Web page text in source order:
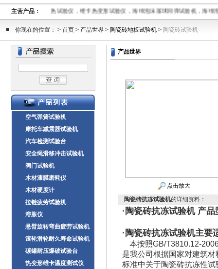
主营产品：
硬度计，马丁耐热试验仪，维卡热变形试验仪，海绵泡沫落球回弹试验机，海
■ 你现在的位置： > 首页 > 产品世界 > 陶瓷砖地板试验机 > 陶瓷砖试验机
空气弹簧试验机
摩托车减震器试验机
汽车检测试验台
安全绳滑移冲击试验机
阀门试验机
木材漆膜磨耗仪
木材硬度计
拉链疲劳试验机
溶胀仪
悬臂旋转弯曲疲劳试验机
滚轮滑轮耐久寿命试验机
碳罐耐压爆破试验台
热变形维卡温度测试仪
产品世界
点击放大
陶瓷砖抗冻试验机的详细资料：
· 陶瓷砖抗冻试验机 产品
· 陶瓷砖抗冻试验机主要
本按照GB/T3810.12-
是我公司根据国家对建筑
标准中关于陶瓷砖抗冻性